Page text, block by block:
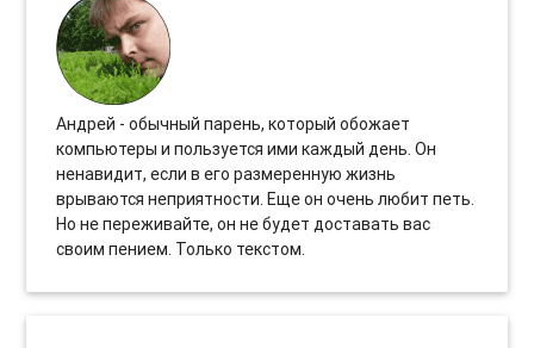
Андрей - обычный парень, который обожает
компьютеры и пользуется ими каждый день. Он
ненавидит, если в его размеренную жизнь
врываются неприятности. Еще он очень любит петь.
Но не переживайте, он не будет доставать вас
своим пением. Только текстом.